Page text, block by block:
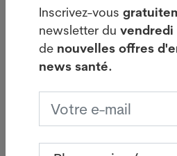
personnes concernées ne
lorsque des problèmes
professionnels graves
dissimulés, met en garde
Le 4 juin 2026. Sources :
photos: Adobe Stock,
(Creapharma.ch).
Inscrivez-vous
newsletter du vendredi
de nouvelles offres
news santé.